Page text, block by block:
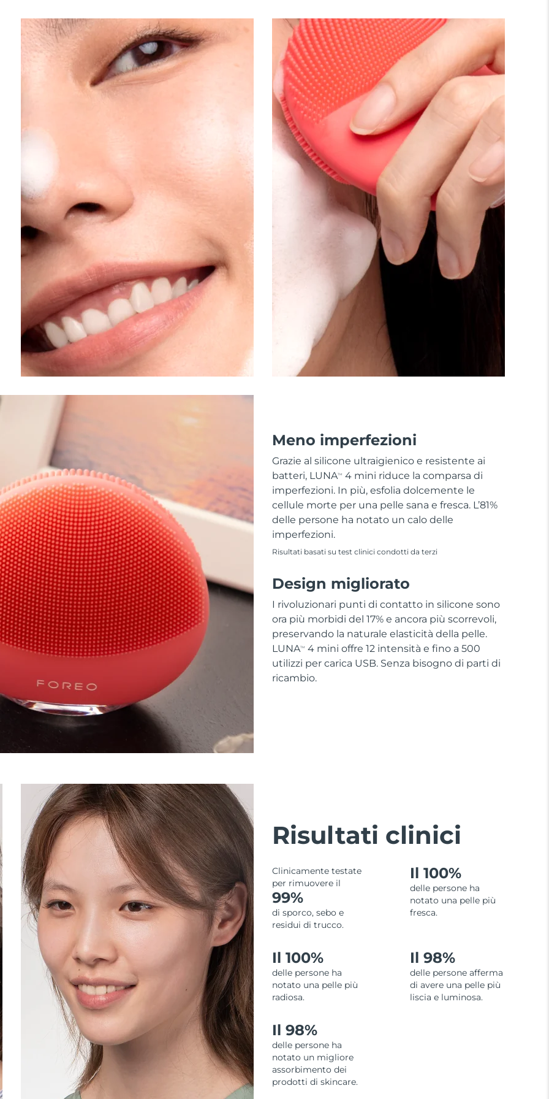
Meno imperfezioni
Grazie al silicone ultraigienico e resistente ai
batteri, LUNATM
4 mini riduce la comparsa di
imperfezioni. In più, esfolia dolcemente le
cellule morte per una pelle sana e fresca. L’81%
delle persone ha notato un calo delle
imperfezioni.
Risultati basati su test clinici condotti da terzi
Design migliorato
I rivoluzionari punti di contatto in silicone sono
ora più morbidi del 17% e ancora più scorrevoli,
preservando la naturale elasticità della pelle.
LUNATM
4 mini offre 12 intensità e fino a 500
utilizzi per carica USB. Senza bisogno di parti di
ricambio.
Risultati clinici
Clinicamente testate
per rimuovere il
99%
di sporco, sebo e
residui di trucco.
Il 100%
delle persone ha
notato una pelle più
fresca.
Il 100%
delle persone ha
notato una pelle più
radiosa.
Il 98%
delle persone afferma
di avere una pelle più
liscia e luminosa.
Il 98%
delle persone ha
notato un migliore
assorbimento dei
prodotti di skincare.